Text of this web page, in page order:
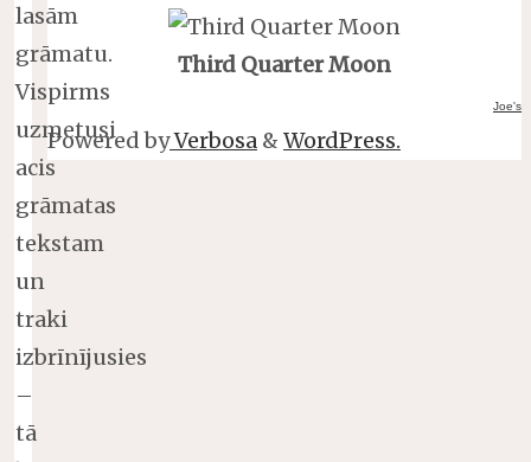
Third Quarter Moon
Joe's
Powered byVerbosa & WordPress.
lasām
grāmatu.
Vispirms
uzmetusi
acis
grāmatas
tekstam
un
traki
izbrīnījusies
–
tā